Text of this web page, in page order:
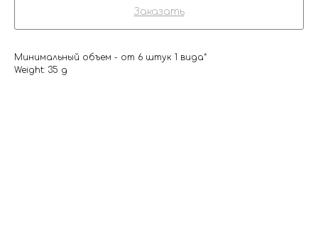
Заказать
Минимальный объем - от 6 штук 1 вида*
Weight: 35 g